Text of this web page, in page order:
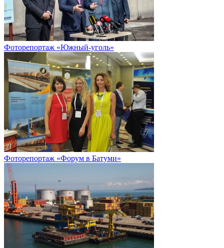
Фоторепортаж «Южный-уголь»
Фоторепортаж «Форум в Батуми»